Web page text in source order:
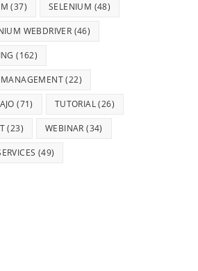
(37) SELENIUM (48)
WEBDRIVER (46)
(162)
(22)
(71) TUTORIAL(26)
(23) WEBINAR (34)
(49)